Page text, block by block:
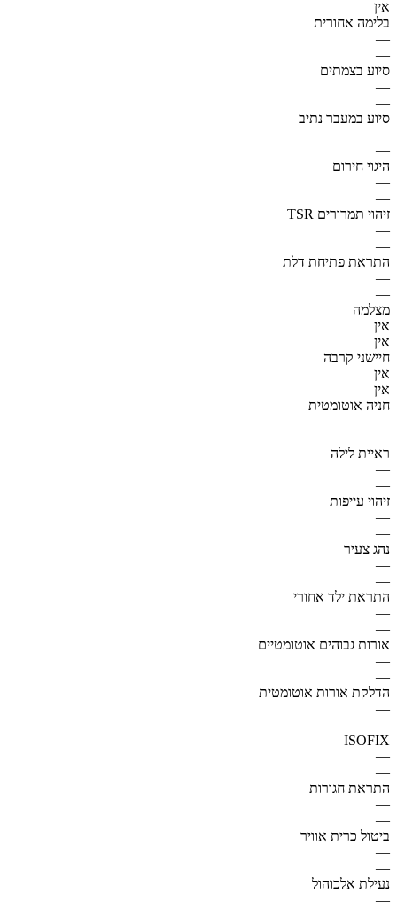
אין
בלימה אחורית
—
—
סיוע בצמתים
—
—
סיוע במעבר נתיב
—
—
היגוי חירום
—
—
זיהוי תמרורים TSR
—
—
התראת פתיחת דלת
—
—
מצלמה
אין
אין
חיישני קרבה
אין
אין
חניה אוטומטית
—
—
ראיית לילה
—
—
זיהוי עייפות
—
—
נהג צעיר
—
—
התראת ילד אחורי
—
—
אורות גבוהים אוטומטיים
—
—
הדלקת אורות אוטומטית
—
—
ISOFIX
—
—
התראת חגורות
—
—
ביטול כרית אוויר
—
—
נעילת אלכוהול
—